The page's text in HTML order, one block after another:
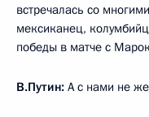
встречалась со
мексиканец,
победы в матче с
В.Путин: А с нами не